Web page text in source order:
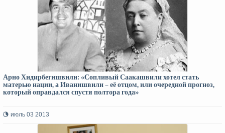
Арно Хидирбегишвили: «Сопливый Саакашвили хотел стать
матерью нации, а Иванишвили – её отцом, или очередной прогноз,
который оправдался спустя полтора года»
июль 03 2013